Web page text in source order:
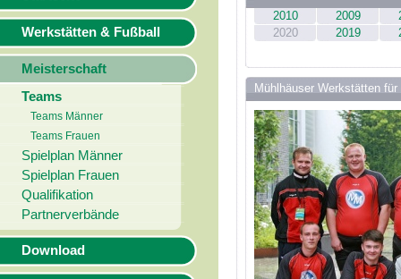
Werkstätten & Fußball
Meisterschaft
Teams
Teams Männer
Teams Frauen
Spielplan Männer
Spielplan Frauen
Qualifikation
Partnerverbände
Download
2010
2009
2020
2019
Mühlhäuser Werkstätten